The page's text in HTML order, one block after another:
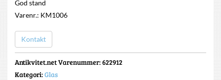
God stand
Varenr.: KM1006
Kontakt
Antikvitet.net Varenummer: 622912
Kategori:Glas